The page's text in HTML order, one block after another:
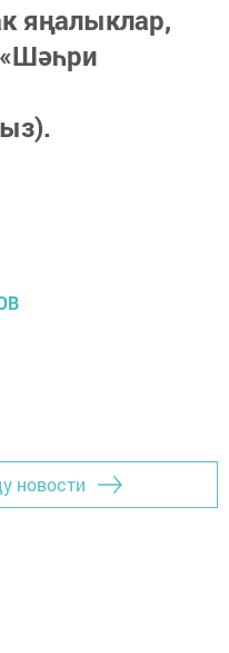
яңалыклар,
новости